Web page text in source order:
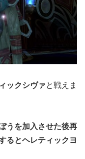
ックシヴァと戦えま
うを加入させた後再
るとヘレティックヨ